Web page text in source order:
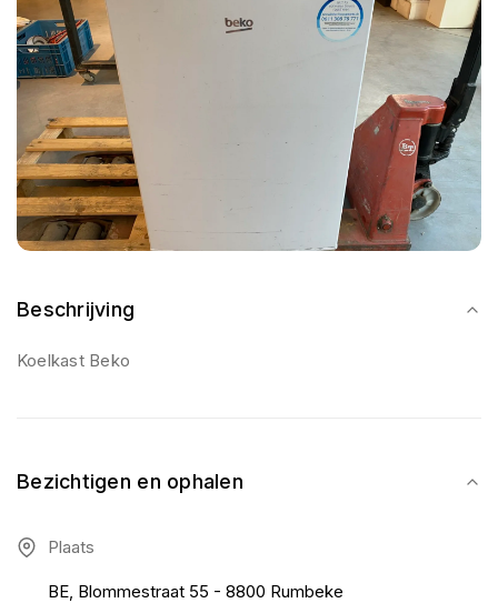
Beschrijving
Koelkast Beko
Bezichtigen en ophalen
Plaats
BE, Blommestraat 55 - 8800 Rumbeke